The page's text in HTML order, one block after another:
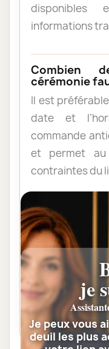
informations
Combien
cérémonie
Il est
date et
commande
et permet
contraintes du
Les fleurs
au domicile
Oui. Une
peut être
la cérémonie.
quelqu’unje
Je peux vous
deuil les plus